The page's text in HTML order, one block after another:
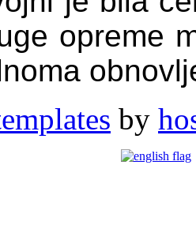
opreme
by